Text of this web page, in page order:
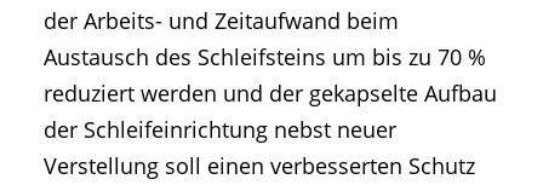
der Arbeits- und Zeitaufwand beim
Austausch des Schleifsteins um bis zu 70 %
reduziert werden und der gekapselte Aufbau
der Schleifeinrichtung nebst neuer
Verstellung soll einen verbesserten Schutz